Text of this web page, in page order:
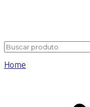
Home